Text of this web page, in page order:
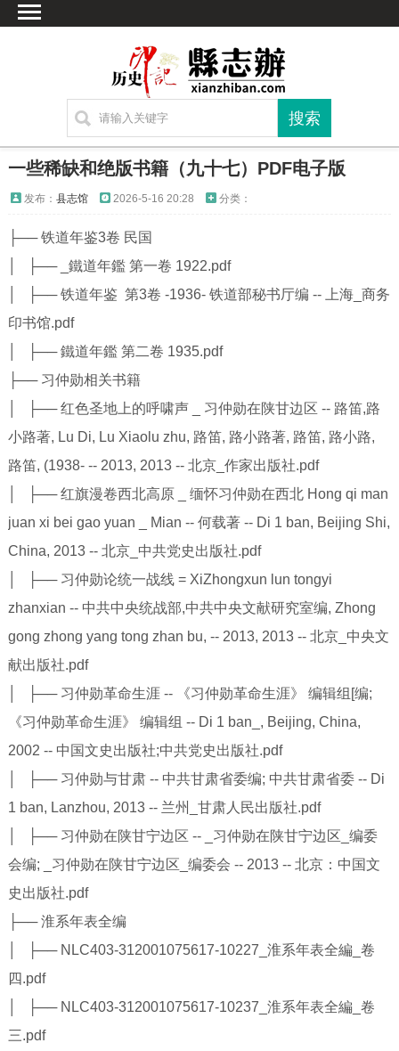
方志
繁体字转换
联系方式
一些稀缺和绝版书籍（九十七）PDF电子版
发布： 县志馆 2026-5-16 20:28 分类：
├── 铁道年鉴3卷 民国
│ ├── _鐵道年鑑 第一卷 1922.pdf
│ ├── 铁道年鉴 第3卷 -1936- 铁道部秘书厅编 -- 上海_商务
印书馆.pdf
│ ├── 鐵道年鑑 第二卷 1935.pdf
├── 习仲勋相关书籍
│ ├── 红色圣地上的呼啸声 _ 习仲勋在陕甘边区 -- 路笛,路
小路著, Lu Di, Lu Xiaolu zhu, 路笛, 路小路著, 路笛, 路小路,
路笛, (1938- -- 2013, 2013 -- 北京_作家出版社.pdf
│ ├── 红旗漫卷西北高原 _ 缅怀习仲勋在西北 Hong qi man
juan xi bei gao yuan _ Mian -- 何载著 -- Di 1 ban, Beijing Shi,
China, 2013 -- 北京_中共党史出版社.pdf
│ ├── 习仲勋论统一战线 = XiZhongxun lun tongyi
zhanxian -- 中共中央统战部,中共中央文献研究室编, Zhong
gong zhong yang tong zhan bu, -- 2013, 2013 -- 北京_中央文
献出版社.pdf
│ ├── 习仲勋革命生涯 -- 《习仲勋革命生涯》 编辑组[编;
《习仲勋革命生涯》 编辑组 -- Di 1 ban_, Beijing, China,
2002 -- 中国文史出版社;中共党史出版社.pdf
│ ├── 习仲勋与甘肃 -- 中共甘肃省委编; 中共甘肃省委 -- Di
1 ban, Lanzhou, 2013 -- 兰州_甘肃人民出版社.pdf
│ ├── 习仲勋在陕甘宁边区 -- _习仲勋在陕甘宁边区_编委
会编; _习仲勋在陕甘宁边区_编委会 -- 2013 -- 北京：中国文
史出版社.pdf
├── 淮系年表全编
│ ├── NLC403-312001075617-10227_淮系年表全編_卷
四.pdf
│ ├── NLC403-312001075617-10237_淮系年表全編_卷
三.pdf